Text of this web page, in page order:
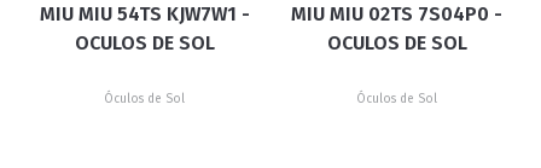
MIU MIU 54TS KJW7W1 -
OCULOS DE SOL
Óculos de Sol
MIU MIU 02TS 7S04P0 -
OCULOS DE SOL
Óculos de Sol